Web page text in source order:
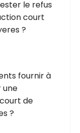
le refus
court
?
fournir à
une
de
?